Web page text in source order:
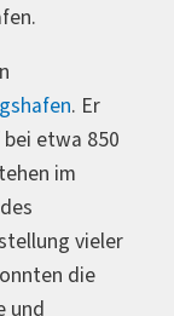
. Er
etwa 850
im
vieler
die
und